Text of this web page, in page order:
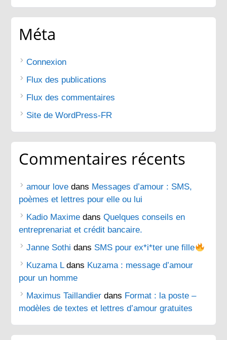
Méta
Connexion
Flux des publications
Flux des commentaires
Site de WordPress-FR
Commentaires récents
amour love dans Messages d’amour : SMS,
poèmes et lettres pour elle ou lui
Kadio Maxime dansQuelques conseils en
entreprenariat et crédit bancaire.
Janne Sothi dans SMS pour ex*i*ter une fille
Kuzama Ldans Kuzama : message d’amour
pour un homme
Maximus Taillandier dans Format : la poste –
modèles de textes et lettres d’amour gratuites